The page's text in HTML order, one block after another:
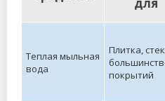
Теплая мыльная
вода
Плитка,
покрытий